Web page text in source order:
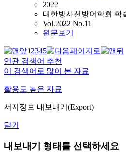
2022
대한방사선방어학회 학
Vol.2022 No.11
원문보기
12345
연관 검색어 추천
이 검색어로 많이 본 자료
활용도 높은 자료
서지정보 내보내기(Export)
닫기
내보내기 형태를 선택하세요